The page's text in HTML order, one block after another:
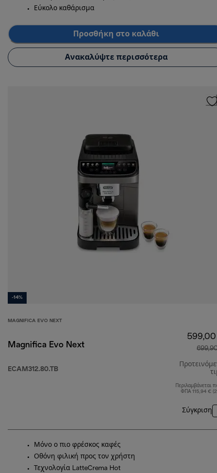
Εύκολο καθάρισμα
Προσθήκη στο καλάθι
Ανακαλύψτε περισσότερα
-14%
MAGNIFICA EVO NEXT
Magnifica Evo Next
ECAM312.80.TB
Περιλαμβάνεται
ΦΠΑ 115,94 €
Σύγκριση
Μόνο ο πιο φρέσκος καφές
Οθόνη φιλική προς τον χρήστη
Τεχνολογία LatteCrema Hot